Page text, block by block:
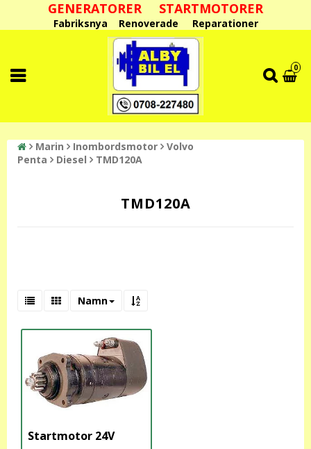
GENERATORER STARTMOTORER
Fabriksnya Renoverade Reparationer
0
Marin Inombordsmotor
Volvo
Penta
Diesel TMD120A
TMD120A
Namn
Startmotor 24V